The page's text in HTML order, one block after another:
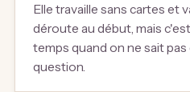
Elle travaille sans cartes et
déroute au début, mais
temps quand on ne sait
question.